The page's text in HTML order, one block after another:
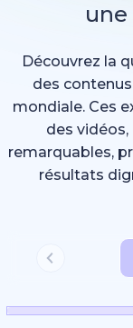
Découvrez la
des
mondiale. Ces
des
remarquables,
résultats